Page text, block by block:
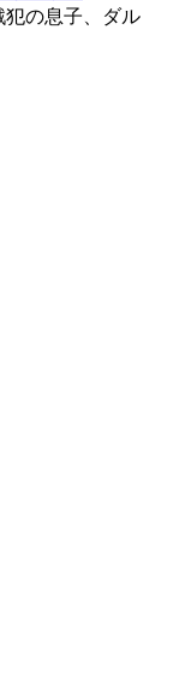
犯の息子、ダル